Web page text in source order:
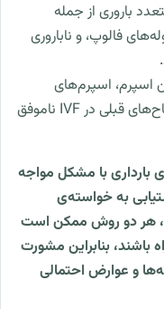
باروری از جمله
فالوپ، و ناباروری
اسپرم، اسپرم‌های
کم‌تحرک یا غیرطبیعی، یا وقتی که لقاح‌های قبلی در IVF ناموفق
بارداری با مشکل مواجه
به خواسته‌ی
هر دو روش ممکن است
بنابراین مشورت
و عوارض احتمالی